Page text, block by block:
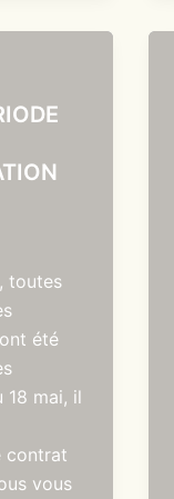
toutes
été
18 mai, il
contrat
vous